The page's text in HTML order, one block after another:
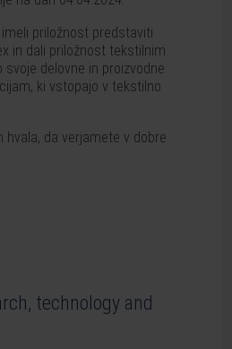
priložnost predstaviti
in dali priložnost tekstilnim
delovne in proizvodne
ki vstopajo v tekstilno
hvala, da verjamete v dobre
technology and